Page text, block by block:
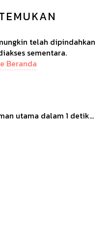
telah dipindahkan
sementara.
Beranda
utama dalam 1 detik...